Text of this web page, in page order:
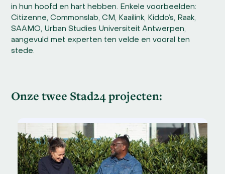
in hun hoofd en hart hebben. Enkele voorbeelden:
Citizenne, Commonslab, CM, Kaailink, Kiddo’s, Raak,
SAAMO, Urban Studies Universiteit Antwerpen,
aangevuld met experten ten velde en vooral ten
stede.
Onze twee Stad24 projecten: